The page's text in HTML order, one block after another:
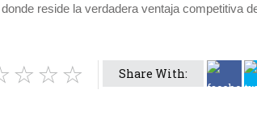
reside la verdadera ventaja competitiva
Share With: